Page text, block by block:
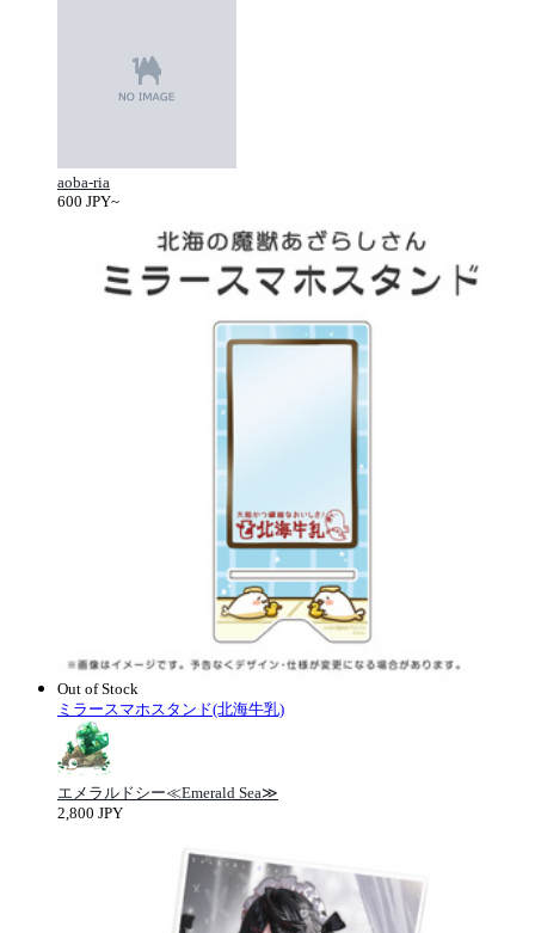
aoba-ria
600 JPY~
Out of Stock
ミラースマホスタンド(北海牛乳)
エメラルドシー≪Emerald Sea≫
2,800 JPY